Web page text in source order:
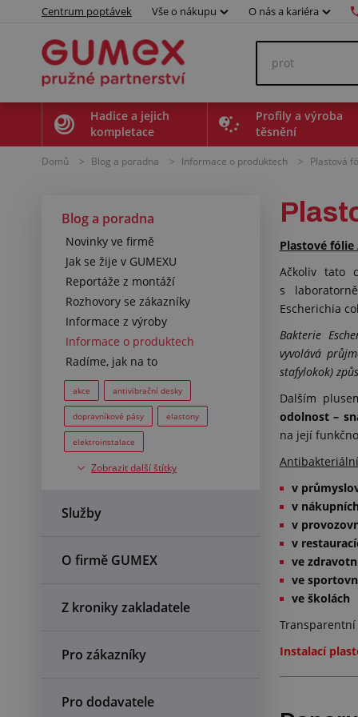
Centrum poptávek Vše o nákupu O nás a kariéra
Hadice a jejich
kompletace
Profily a výroba
těsnění
Domů > Blog a poradna > Informace o produktech > Plastová
Blog a poradna
Novinky ve firmě
Jak se žije v GUMEXU
Reportáže z montáží
Rozhovory se zákazníky
Informace z výroby
Informace o produktech
Radíme, jak na to
akce antivibrační desky
dopravníkové pásy elastony
elektroinstalace
elektroizolanty EPE pěny
filtry
pěnové výplně kufrů
podlahy polyuretan
Zobrazit další štítky
Služby
O firmě GUMEX
Z kroniky zakladatele
Pro zákazníky
Pro dodavatele
Plastové
Ačkoliv tato
s
Escherichia
Bakterie
vyvolává
stafylokok)
Dalším
odolnost –
na její
v
v
v
v
ve
ve
ve školách
Transparentní
Instalací